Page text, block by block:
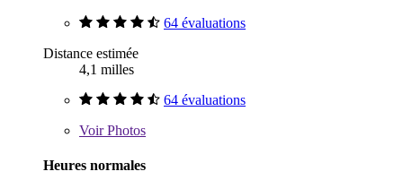
64 évaluations
Distance estimée
4,1 milles
64 évaluations
VoirPhotos
Heures normales